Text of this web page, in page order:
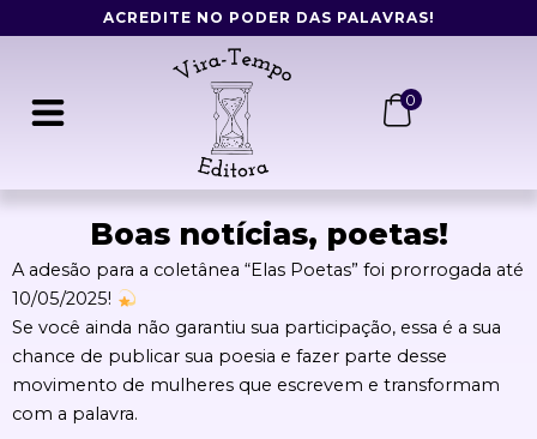
para
conteúdo
ACREDITE NO PODER DAS PALAVRAS!
0
Boas notícias, poetas!
A adesão para a coletânea “Elas Poetas” foi prorrogada até
10/05/2025!
Se você ainda não garantiu sua participação, essa é a sua
chance de publicar sua poesia e fazer parte desse
movimento de mulheres que escrevem e transformam
com a palavra.